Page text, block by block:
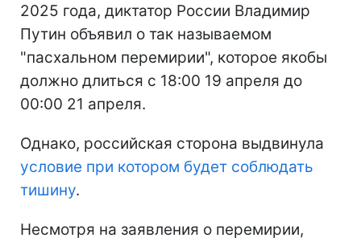
2025 года, диктатор России Владимир
Путин объявил о так называемом
"пасхальном перемирии", которое якобы
должно длиться с 18:00 19 апреля до
00:00 21 апреля.
Однако, российская сторона выдвинула
условие при котором будет соблюдать
тишину.
Несмотря на заявления о перемирии,